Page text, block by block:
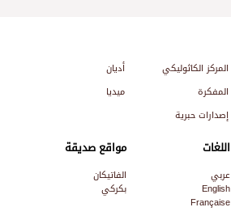
المركز الكاثوليكي
أديان
المفكرة
ميديا
إصدارات حبرية
اللغات
عربي
English
Française
مواقع صديقة
الفاتيكان
بكركي